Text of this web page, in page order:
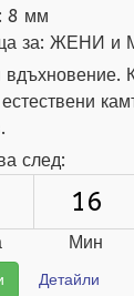
8 мм
за: ЖЕНИ и
след:
16
Мин
Детайли